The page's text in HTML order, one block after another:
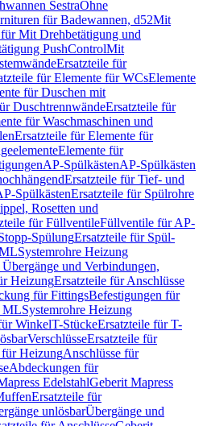
SestraOhne
für Badewannen, d52Mit
Mit Drehbetätigung und
PushControlMit
Ersatzteile für
für Elemente für WCsElemente
für Duschen mit
DuschtrennwändeErsatzteile für
für Waschmaschinen und
Ersatzteile für Elemente für
Elemente für
AP-SpülkästenAP-Spülkästen
Ersatzteile für Tief- und
SpülkästenErsatzteile für Spülrohre
Rosetten und
für FüllventileFüllventile für AP-
SpülungErsatzteile für Spül-
Systemrohre Heizung
und Verbindungen,
HeizungErsatzteile für Anschlüsse
für FittingsBefestigungen für
MLSystemrohre Heizung
WinkelT-StückeErsatzteile für T-
VerschlüsseErsatzteile für
HeizungAnschlüsse für
Abdeckungen für
EdelstahlGeberit Mapress
Ersatzteile für
unlösbarÜbergänge und